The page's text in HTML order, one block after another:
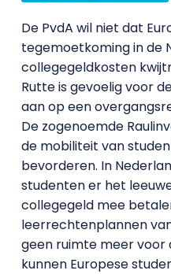
De PvdA wil niet dat
tegemoetkoming in de
collegegeldkosten
Rutte is gevoelig voor
aan op een
De zogenoemde
de mobiliteit van
bevorderen. In
studenten er het
collegegeld mee
leerrechtenplannen
geen ruimte meer voor
kunnen Europese